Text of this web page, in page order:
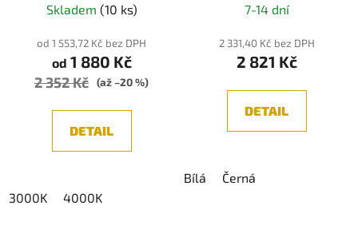
hodnocení
produktu
je
5,0
5
Skladem (10 ks)
od 1 553,72 Kč bez DPH
od 1 880 Kč
2 352 Kč (až –20 %)
DETAIL
3000K 4000K
IP20
7-14 dní
2 331,40 Kč bez DPH
2 821 Kč
DETAIL
Bílá Černá